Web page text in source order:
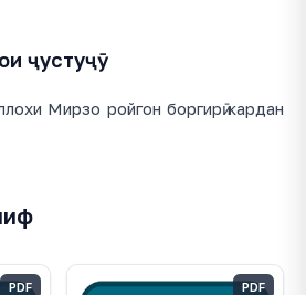
ҷустуҷӯ
Мирзо ройгон боргирӣ кардан
PDF PDF